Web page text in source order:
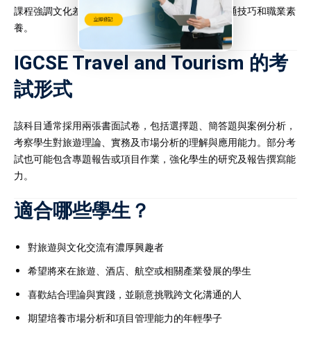
課程強調文化差異與顧客服務，培養學生良好的溝通技巧和職業素
養。
IGCSE Travel and Tourism 的考
試形式
該科目通常採用兩張書面試卷，包括選擇題、簡答題與案例分析，
考察學生對旅遊理論、實務及市場分析的理解與應用能力。部分考
試也可能包含專題報告或項目作業，強化學生的研究及報告撰寫能
力。
適合哪些學生？
對旅遊與文化交流有濃厚興趣者
希望將來在旅遊、酒店、航空或相關產業發展的學生
喜歡結合理論與實踐，並願意挑戰跨文化溝通的人
期望培養市場分析和項目管理能力的年輕學子